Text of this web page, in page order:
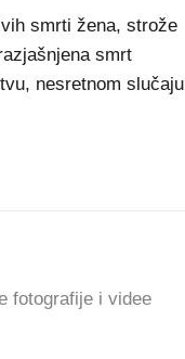
smrti žena, strože
smrt
nesretnom slučaju
fotografije i videe